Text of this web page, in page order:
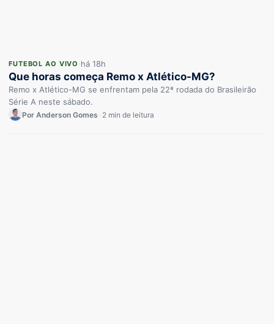
FUTEBOL AO VIVO há 18h
Que horas começa Remo x Atlético-MG?
Remo x Atlético-MG se enfrentam pela 22ª rodada do Brasileirão
Série A neste sábado.
Por Anderson Gomes 2 min de leitura